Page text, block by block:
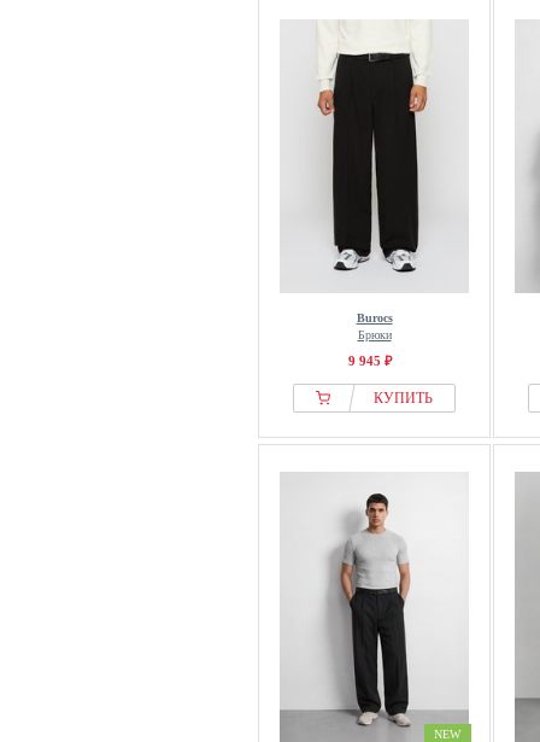
Burocs
Брюки
9 945 ₽
КУПИТЬ
NEW